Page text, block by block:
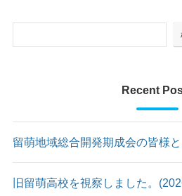
Recent
留萌地域総合開発期成会の皆様
旧留萌高校を視察しました。